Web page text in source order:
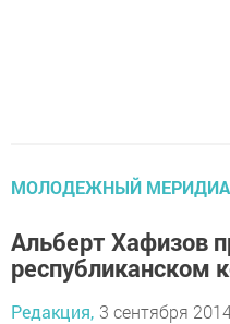
МОЛОДЕЖНЫЙ
Альберт Хафизов
республиканском
Редакция, 3 сентября